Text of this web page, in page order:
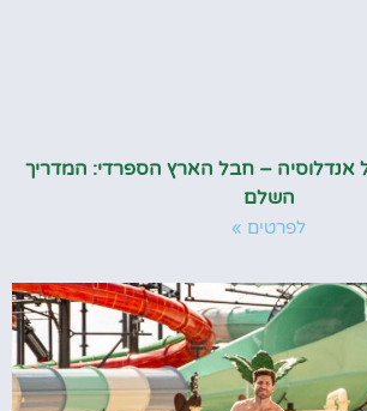
אנדלוסיה – חבל הארץ הספרדי: המדריך
השלם
לפרטים »